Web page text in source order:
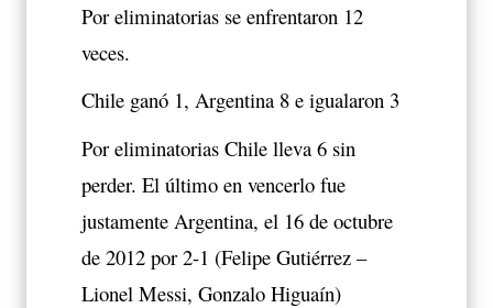
Por eliminatorias se enfrentaron 12
veces.
Chile ganó 1, Argentina 8 e igualaron 3
Por eliminatorias Chile lleva 6 sin
perder. El último en vencerlo fue
justamente Argentina, el 16 de octubre
de 2012 por 2-1 (Felipe Gutiérrez –
Lionel Messi, Gonzalo Higuaín)